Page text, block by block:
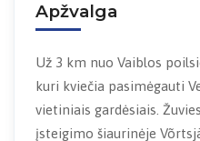
Apžvalga
Už 3 km nuo Vaiblos
kuri kviečia pasimėgauti
vietiniais gardėsiais.
įsteigimo šiaurinėje